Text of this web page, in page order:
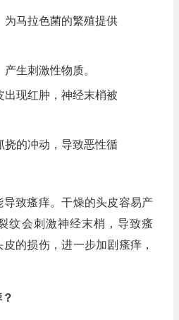
为马拉色菌的繁殖提供
产生刺激性物质。
出现红肿，神经末梢被
挠的冲动，导致恶性循
导致瘙痒。干燥的头皮容易产
纹会刺激神经末梢，导致瘙
的损伤，进一步加剧瘙痒，